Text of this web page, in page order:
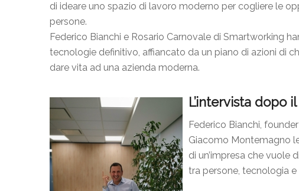
di ideare uno spazio di lavoro moderno per cogliere le
persone.
Federico Bianchi e Rosario Carnovale di Smartworking
tecnologie definitivo, affiancato da un piano di azioni di
dare vita ad una azienda moderna.
L’intervista dopo
Federico Bianchi,
Giacomo Montemagno
di un’impresa che vuole
tra persone, tecnologia e